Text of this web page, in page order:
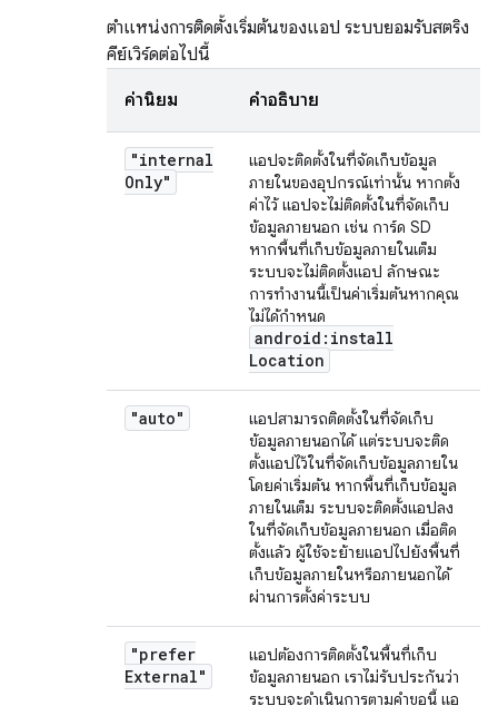
ตำแหน่งการติดตั้งเริ่มต้นของแอป ระบบยอมรับสตริง
คีย์เวิร์ดต่อไปนี้
ค่านิยม คำอธิบาย
"internal
Only"
แอปจะติดตั้งในที่จัดเก็บข้อมูล
ภายในของอุปกรณ์เท่านั้น หากตั้ง
ค่าไว้ แอปจะไม่ติดตั้งในที่จัดเก็บ
ข้อมูลภายนอก เช่น การ์ด SD
หากพื้นที่เก็บข้อมูลภายในเต็ม
ระบบจะไม่ติดตั้งแอป ลักษณะ
การทำงานนี้เป็นค่าเริ่มต้นหากคุณ
ไม่ได้กำหนด
android:install
Location
"auto"
แอปสามารถติดตั้งในที่จัดเก็บ
ข้อมูลภายนอกได้ แต่ระบบจะติด
ตั้งแอปไว้ในที่จัดเก็บข้อมูลภายใน
โดยค่าเริ่มต้น หากพื้นที่เก็บข้อมูล
ภายในเต็ม ระบบจะติดตั้งแอปลง
ในที่จัดเก็บข้อมูลภายนอก เมื่อติด
ตั้งแล้ว ผู้ใช้จะย้ายแอปไปยังพื้นที่
เก็บข้อมูลภายในหรือภายนอกได้
ผ่านการตั้งค่าระบบ
"prefer
External"
แอปต้องการติดตั้งในพื้นที่เก็บ
ข้อมูลภายนอก เราไม่รับประกันว่า
ระบบจะดำเนินการตามคำขอนี้ แอ